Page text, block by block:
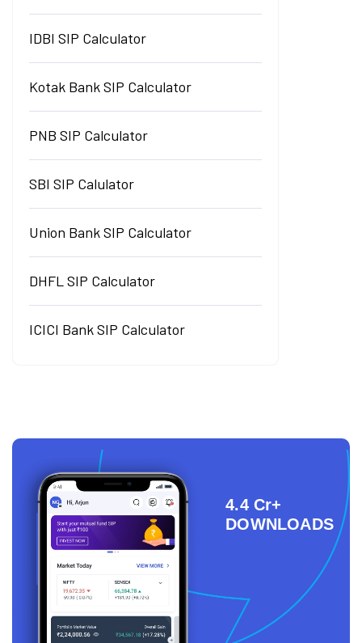
IDBI SIP Calculator
Kotak Bank SIP Calculator
PNB SIP Calculator
SBI SIP Calulator
Union Bank SIP Calculator
DHFL SIP Calculator
ICICI Bank SIP Calculator
4.4 Cr+
DOWNLOADS